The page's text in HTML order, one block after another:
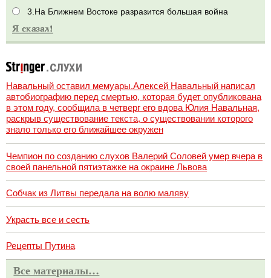
3.На Ближнем Востоке разразится большая война
Навальный оставил мемуары.Алексей Навальный написал
автобиографию перед смертью, которая будет опубликована
в этом году, сообщила в четверг его вдова Юлия Навальная,
раскрыв существование текста, о существовании которого
знало только его ближайшее окружен
Чемпион по созданию слухов Валерий Соловей умер вчера в
своей панельной пятиэтажке на окраине Львова
Собчак из Литвы передала на волю маляву
Украсть все и сесть
Рецепты Путина
Все материалы…